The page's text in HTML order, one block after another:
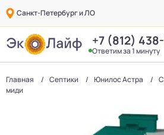
Санкт-Петербург и ЛО
+7 (812)
Ответим за 1 минуту
Главная Септики Юнилос Астра
миди